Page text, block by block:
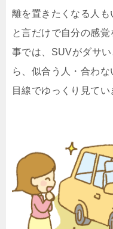
離を置きたくなる人
と言だけで自分の感
事では、SUVがダサ
ら、似合う人・合わ
目線でゆっくり見てい